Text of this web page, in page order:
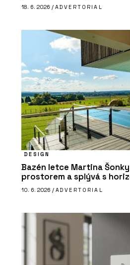
18. 6. 2026 / ADVERTORIAL
DESIGN
Bazén letce Martina
prostorem a splývá s
10. 6. 2026 / ADVERTORIAL